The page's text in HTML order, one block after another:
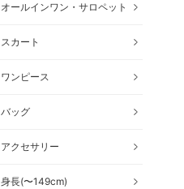
オールインワン・サロペット
スカート
ワンピース
バッグ
アクセサリー
身長(〜149cm)